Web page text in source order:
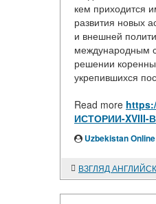
кем приходится
развития новых
и внешней
международным
решении
укрепившихся
Read more
ИСТОРИИ-XVIII-
Uzbekistan Online